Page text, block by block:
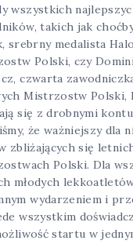
wszystkich
takich jak
srebrny medalista
Polski, czy
czwarta
Mistrzostw Polski,
się z drobnymi
że ważniejszy dla
zbliżających się
Polski. Dla
młodych
wydarzeniem i
wszystkim
startu w